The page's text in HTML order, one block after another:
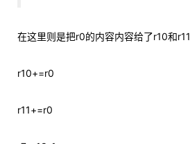
在这里则是把r0的内容内容给了r10和r11
r10+=r0
r11+=r0